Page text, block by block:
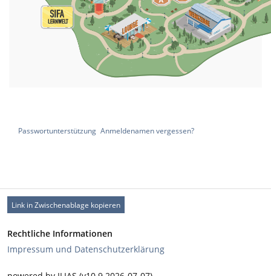
Passwortunterstützung Anmeldenamen vergessen?
Link in Zwischenablage kopieren
Rechtliche Informationen
Impressum und Datenschutzerklärung